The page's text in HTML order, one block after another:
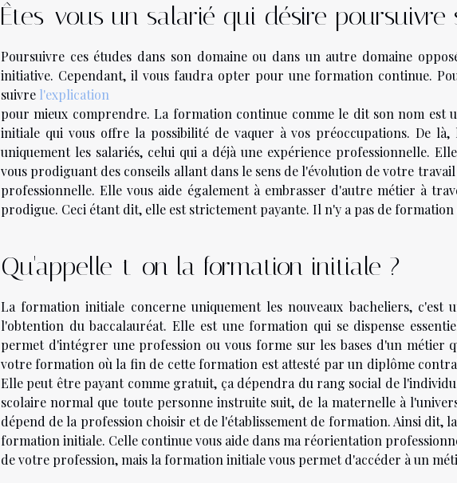
Êtes-vous un salarié qui désire poursuivre
Poursuivre ces études dans son domaine ou dans un autre domaine
initiative. Cependant, il vous faudra opter pour une formation continue.
suivre l'explication
pour mieux comprendre. La formation continue comme le dit son nom est
initiale qui vous offre la possibilité de vaquer à vos préoccupations. De
uniquement les salariés, celui qui a déjà une expérience professionnelle.
vous prodiguant des conseils allant dans le sens de l'évolution de votre
professionnelle. Elle vous aide également à embrasser d'autre métier à
prodigue. Ceci étant dit, elle est strictement payante. Il n'y a pas de
Qu'appelle-t-on la formation initiale ?
La formation initiale concerne uniquement les nouveaux bacheliers, c'est
l'obtention du baccalauréat. Elle est une formation qui se dispense
permet d'intégrer une profession ou vous forme sur les bases d'un métier
votre formation où la fin de cette formation est attesté par un diplôme
Elle peut être payant comme gratuit, ça dépendra du rang social de
scolaire normal que toute personne instruite suit, de la maternelle à
dépend de la profession choisir et de l'établissement de formation. Ainsi dit,
formation initiale. Celle continue vous aide dans ma réorientation
de votre profession, mais la formation initiale vous permet d'accéder à un